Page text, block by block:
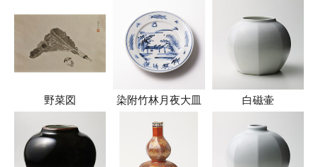
野菜図 染附竹林月夜大皿 白磁壷